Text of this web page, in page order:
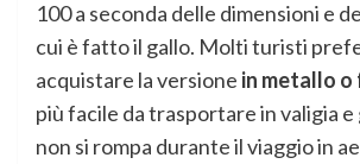
100 a seconda delle dimensioni e
cui è fatto il gallo. Molti turisti
acquistare la versione in metallo
più facile da trasportare in valigia
non si rompa durante il viaggio in